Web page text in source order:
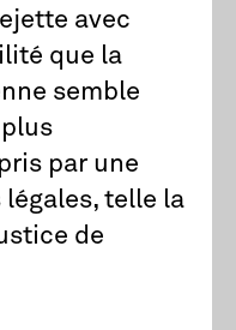
avec
que la
semble
par une
telle la
de